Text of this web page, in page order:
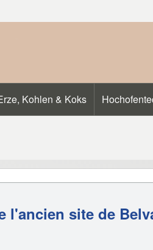
Kohlen & Koks
l'ancien site de